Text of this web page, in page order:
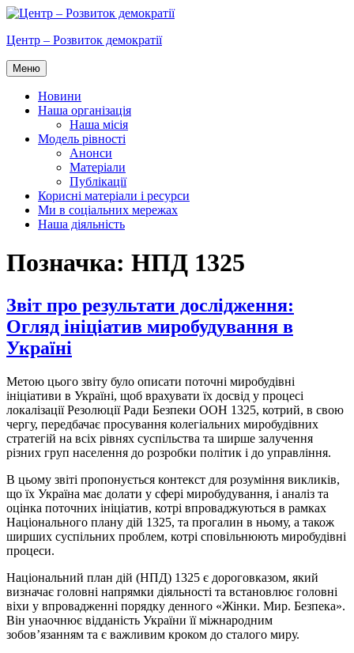
Перейти
вмісту
Центр – Розвиток демократії
Меню
Новини
Наша організація
Наша місія
Модель рівності
Анонси
Матеріали
Публікації
Корисні матеріали і ресурси
Ми в соціальних мережах
Наша діяльність
Позначка: НПД 1325
Звіт про результати дослідження:
Огляд ініціатив миробудування в
Україні
Метою цього звіту було описати поточні миробудівні
ініціативи в Україні, щоб врахувати їх досвід у процесі
локалізації Резолюції Ради Безпеки ООН 1325, котрий, в свою
чергу, передбачає просування колегіальних миробудівних
стратегій на всіх рівнях суспільства та ширше залучення
різних груп населення до розробки політик і до управління.
В цьому звіті пропонується контекст для розуміння викликів,
що їх Україна має долати у сфері миробудування, і аналіз та
оцінка поточних ініціатив, котрі впроваджуються в рамках
Національного плану дій 1325, та прогалин в ньому, а також
ширших суспільних проблем, котрі сповільнюють миробудівні
процеси.
Національний план дій (НПД) 1325 є дороговказом, який
визначає головні напрямки діяльності та встановлює головні
віхи у впровадженні порядку денного «Жінки. Мир. Безпека».
Він унаочнює відданість України її міжнародним
зобов’язанням та є важливим кроком до сталого миру.